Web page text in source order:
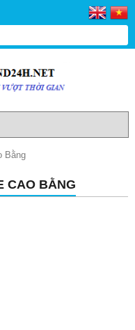
Bằng
CAO BẰNG